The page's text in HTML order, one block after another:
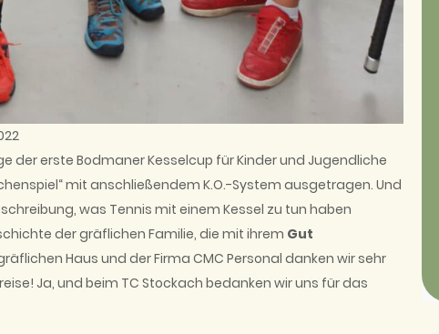
der erste Bodmaner Kesselcup für Kinder und Jugendliche
mit anschließendem K.O.-System ausgetragen. Und
was Tennis mit einem Kessel zu tun haben
der gräflichen Familie, die mit ihrem Gut
Haus und der Firma CMC Personal danken wir sehr
Ja, und beim TC Stockach bedanken wir uns für das